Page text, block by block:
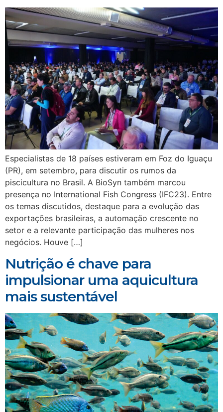
Especialistas de 18 países estiveram em Foz do Iguaçu
(PR), em setembro, para discutir os rumos da
piscicultura no Brasil. A BioSyn também marcou
presença no International Fish Congress (IFC23). Entre
os temas discutidos, destaque para a evolução das
exportações brasileiras, a automação crescente no
setor e a relevante participação das mulheres nos
negócios. Houve […]
Nutrição é chave para
impulsionar uma aquicultura
mais sustentável